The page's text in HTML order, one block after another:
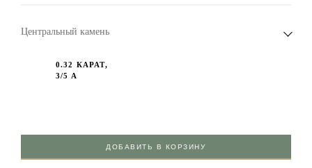
Центральный камень
0.32 КАРАТ,
3/5 А
ДОБАВИТЬ В КОРЗИНУ